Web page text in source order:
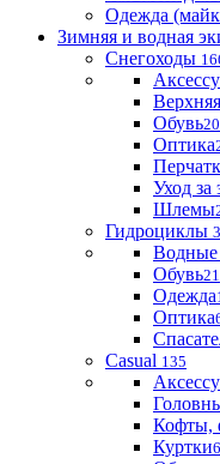
Одежда
Зимняя и водная
Снегоходы
Обувь
Оптика
Уход за
Шлемы
Гидроциклы
Водные
Обувь21
Одежда
Оптика
Casual 135
Кофты,
Куртки6